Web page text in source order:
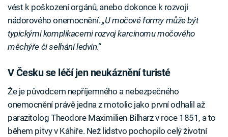
vést k poškození orgánů, anebo dokonce k rozvoji
nádorového onemocnění.„U močové formy může být
typickými komplikacemi rozvoj karcinomu močového
měchýře či selhání ledvin.“
V Česku se léčí jen neukáznění turisté
Že je původcem nepříjemného a nebezpečného
onemocnění právě jedna z motolic jako první odhalil až
parazitolog Theodore Maximilien Bilharz v roce 1851, a to
během pitvy v Káhiře. Než lidstvo pochopilo celý životní